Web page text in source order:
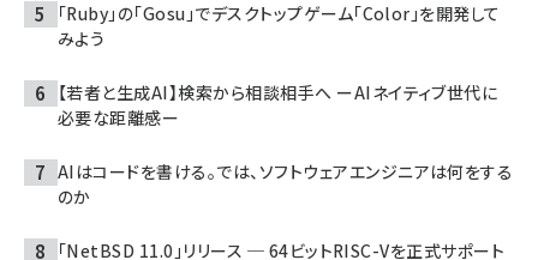
「Ruby」の「Gosu」でデスクトップゲーム「Color」を開発して
みよう
【若者と生成AI】検索から相談相手へ ーAIネイティブ世代に
必要な距離感ー
AIはコードを書ける。では、ソフトウェアエンジニアは何をする
のか
「NetBSD 11.0」リリース ─ 64ビットRISC-Vを正式サポート